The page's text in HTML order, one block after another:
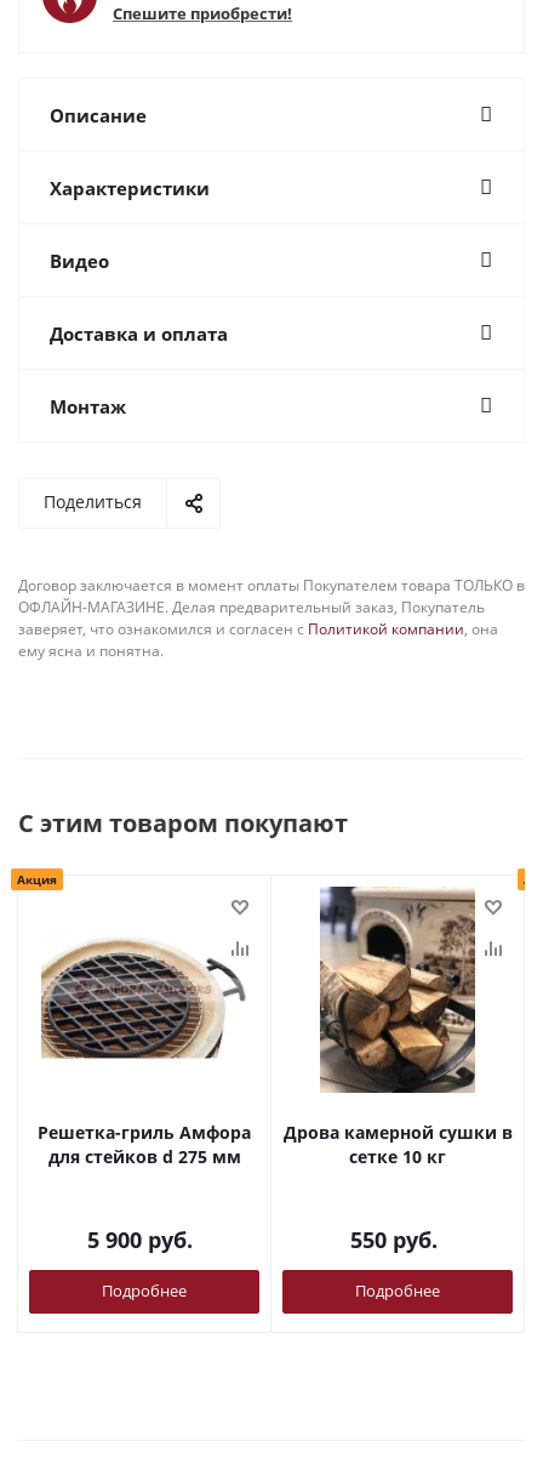
Спешите приобрести!
Описание
Характеристики
Видео
Доставка и оплата
Монтаж
Поделиться
Договор заключается в момент оплаты Покупателем товара ТОЛЬКО в
ОФЛАЙН-МАГАЗИНЕ. Делая предварительный заказ, Покупатель
заверяет, что ознакомился и согласен с Политикой компании, она
ему ясна и понятна.
С этим товаром покупают
Акция
Решетка-гриль Амфора
для стейков d 275 мм
5 900 руб.
Подробнее
Дрова камерной сушки в
сетке 10 кг
550руб.
Подробнее